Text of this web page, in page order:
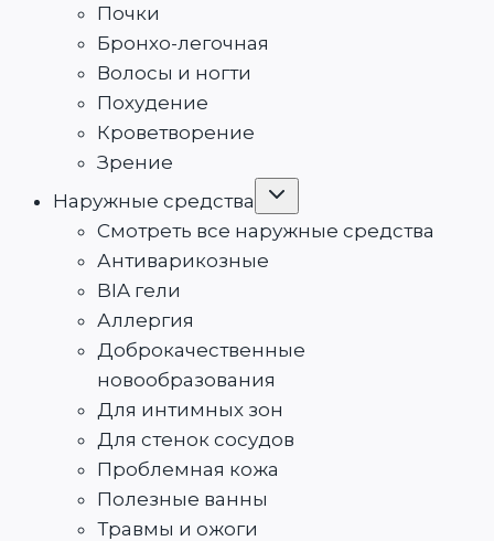
Почки
Бронхо-легочная
Волосы и ногти
Похудение
Кроветворение
Зрение
Наружные средства
Переключить
Смотреть все наружные средства
Антиварикозные
BIA гели
Аллергия
Доброкачественные
новообразования
Для интимных зон
Для стенок сосудов
Проблемная кожа
Полезные ванны
Травмы и ожоги